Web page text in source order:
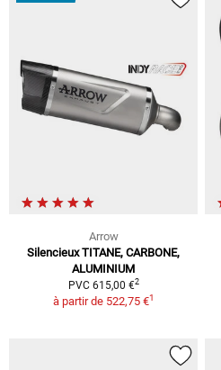
Arrow
Silencieux TITANE, CARBONE,
ALUMINIUM
PVC 615,00 €2
à partir de 522,75 €1